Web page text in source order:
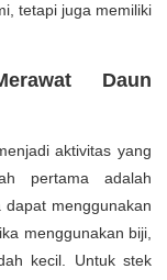
tetapi juga memiliki
Daun
aktivitas yang
pertama adalah
dapat menggunakan
menggunakan biji,
kecil. Untuk stek